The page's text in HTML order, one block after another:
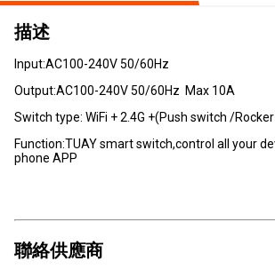
描述
Input:AC100-240V 50/60Hz
Output:AC100-240V 50/60Hz Max 10A
Switch type: WiFi + 2.4G +(Push switch /
Function:TUAY smart switch,control all your
phone APP
聯絡供應商